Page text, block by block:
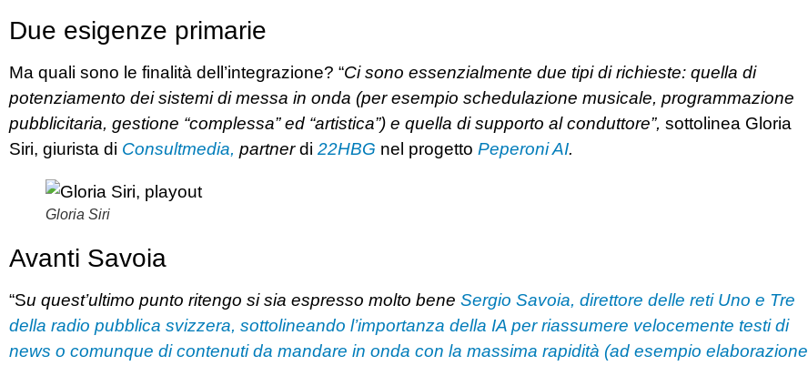
Due esigenze primarie
Ma quali sono le finalità dell’integrazione? “Ci sono essenzialmente due tipi di richieste: quella di
potenziamento dei sistemi di messa in onda (per esempio schedulazione musicale, programmazione
pubblicitaria, gestione “complessa” ed “artistica”) e quella di supporto al conduttore”, sottolinea Gloria
Siri, giurista di Consultmedia, partnerdi 22HBG nel progetto Peperoni AI.
Gloria Siri
Avanti Savoia
“Su quest’ultimo punto ritengo si sia espresso molto bene Sergio Savoia, direttore delle reti Uno e Tre
della radio pubblica svizzera, sottolineando l’importanza della IA per riassumere velocemente testi di
news o comunque di contenuti da mandare in onda con la massima rapidità (ad esempio elaborazione